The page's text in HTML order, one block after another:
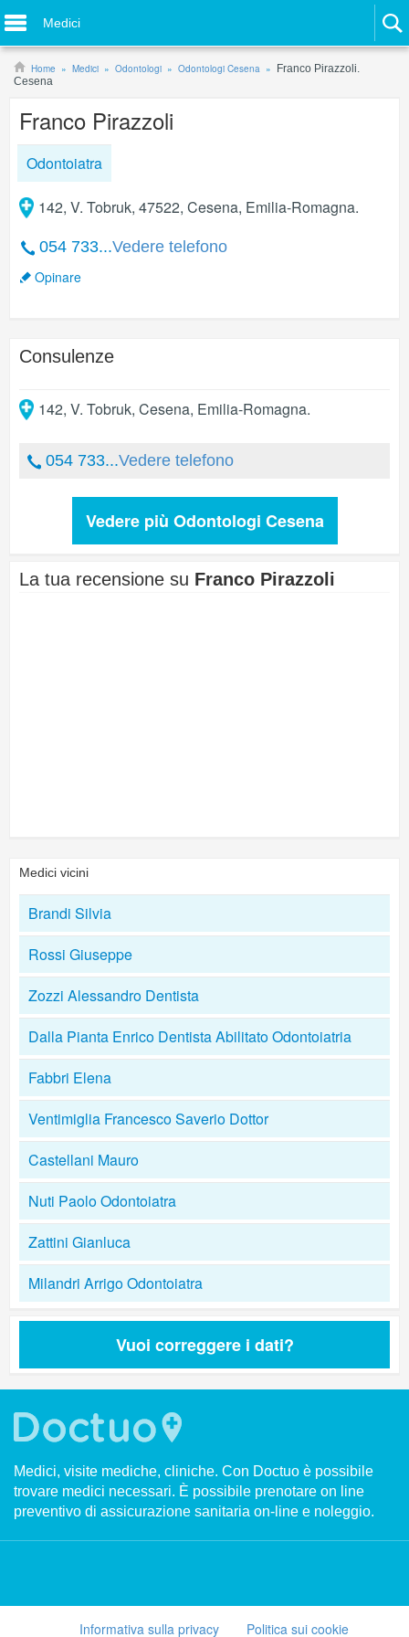
Medici
Home Medici Odontologi Odontologi Cesena
Franco Pirazzoli.
Cesena
Franco Pirazzoli
Odontoiatra
142, V. Tobruk, 47522, Cesena, Emilia-Romagna.
054 733...Vedere telefono
Opinare
Consulenze
142, V. Tobruk, Cesena, Emilia-Romagna.
054 733...Vedere telefono
Vedere più Odontologi Cesena
La tua recensione su Franco Pirazzoli
Medici vicini
Brandi Silvia
Rossi Giuseppe
Zozzi Alessandro Dentista
Dalla Pianta Enrico Dentista Abilitato Odontoiatria
Fabbri Elena
Ventimiglia Francesco Saverio Dottor
Castellani Mauro
Nuti Paolo Odontoiatra
Zattini Gianluca
Milandri Arrigo Odontoiatra
Vuoi correggere i dati?
Medici, visite mediche, cliniche. Con Doctuo è possibile
trovare medici necessari. È possibile prenotare on line
preventivo di assicurazione sanitaria on-line e noleggio.
Informativa sulla privacy Politica sui cookie